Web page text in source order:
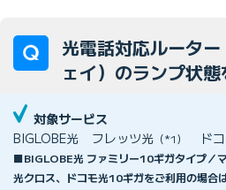
光電話対応ルータ
ェイ）のランプ状
対象サービス
BIGLOBE光
フレッツ光 （*1） ド
■BIGLOBE光 ファミリー10ギガタイプ／
光クロス、ドコモ光10ギガをご利用の場合